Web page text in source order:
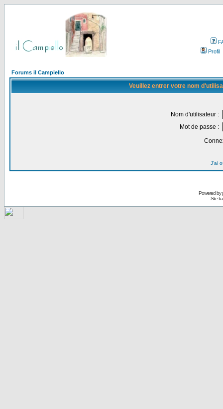
Profil
Forums il Campiello
Veuillez entrer votre nom
Nom d'utilisateur :
Mot de passe :
J'ai
Powered by
Site